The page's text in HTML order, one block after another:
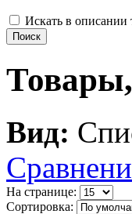
Искать в описании
Вид:
На странице:
Сортировка: